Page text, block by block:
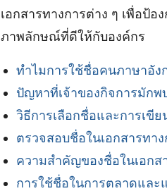
เอกสารทางการต่าง ๆ เพื่อป้
ภาพลักษณ์ที่ดีให้กับองค์กร
ทำไมการใช้ชื่อคนภาษาอัง
ปัญหาที่เจ้าของกิจการมักพ
วิธีการเลือกชื่อและการเขี
ตรวจสอบชื่อในเอกสารทาง
ความสำคัญของชื่อในเอกส
การใช้ชื่อในการตลาดและ